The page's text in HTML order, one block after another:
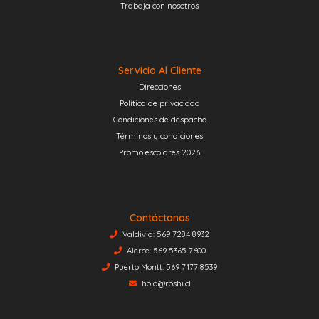
Trabaja con nosotros
Servicio Al Cliente
Direcciones
Política de privacidad
Condiciones de despacho
Términos y condiciones
Promo escolares 2026
Contáctanos
Valdivia: 569 7284 8932
Alerce: 569 5365 7600
Puerto Montt: 569 7177 8539
hola@roshi.cl